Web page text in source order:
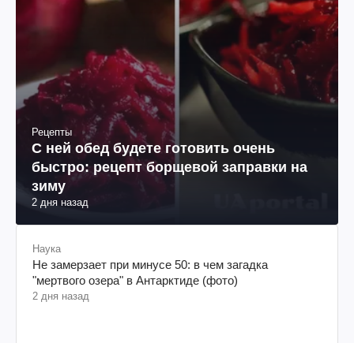
Рецепты
С ней обед будете готовить очень
быстро: рецепт борщевой заправки на
зиму
2 дня назад
Наука
Не замерзает при минусе 50: в чем загадка
"мертвого озера" в Антарктиде (фото)
2 дня назад